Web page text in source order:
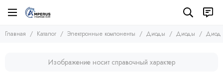
Электронные компоненты
Транзисторы
Диоды
Стабилитроны
Главная Каталог Электронные компоненты Диоды Диоды Диод
Изображение носит справочный характер